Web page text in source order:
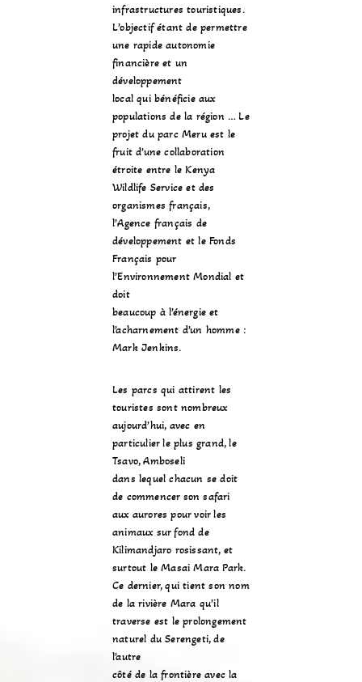
infrastructures touristiques.
L’objectif étant de permettre
une rapide autonomie
financière et un
développement
local qui bénéficie aux
populations de la région … Le
projet du parc Meru est le
fruit d’une collaboration
étroite entre leKenya
Wildlife Service et des
organismes français,
l’Agence français de
développement et leFonds
Français pour
l’Environnement Mondial et
doit
beaucoup à l’énergie et
l’acharnement d’un homme :
Mark Jenkins.
Les parcs qui attirent les
touristes sont nombreux
aujourd’hui, avec en
particulier le plus grand, le
Tsavo,Amboseli
dans lequel chacun se doit
de commencer son safari
aux aurores pour voir les
animaux sur fond de
Kilimandjaro rosissant, et
surtout leMasai Mara Park.
Ce dernier, qui tient son nom
de la rivière Mara qu’il
traverse est le prolongement
naturel duSerengeti, de
l’autre
côté de la frontière avec la